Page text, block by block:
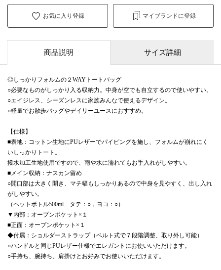
お気に入り登録 マイブランドに登録
商品説明 サイズ詳細
◎しっかりフォルムの２WAYトートバッグ
○必要なものがしっかり入る収納力。中身が空でも自立するので使いやすい。
○エイジレス、シーズンレスに家族みんなで使えるデザイン。
○軽量でお散歩バッグやデイリーユースにおすすめ。
【仕様】
■表地：コットン生地にPUレザーでパイピングを施し、フォルムが崩れにく
いしっかりトート。
撥水加工生地使用ですので、雨や水に濡れてもお手入れがしやすい。
■メイン収納：ナスカン留め
○開口部は大きく開き、マチ幅もしっかりあるので中身を見やすく、出し入れ
がしやすい。
（ペットボトル500ml タテ：○，ヨコ：○）
▼内部：オープンポケット×１
■正面：オープンポケット×１
◆付属：ショルダーストラップ（ベルト式で７段階調整、取り外し可能）
○ハンドルと同じPUレザー仕様でエレガントにお使いいただけます。
○手持ち、腕持ち、肩掛けとお好みでお使いいただけます。